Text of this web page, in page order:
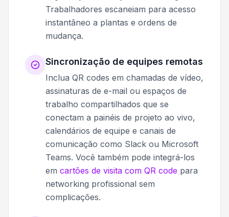
Trabalhadores escaneiam para acesso
instantâneo a plantas e ordens de
mudança.
Sincronização de equipes remotas
Inclua QR codes em chamadas de vídeo,
assinaturas de e-mail ou espaços de
trabalho compartilhados que se
conectam a painéis de projeto ao vivo,
calendários de equipe e canais de
comunicação como Slack ou Microsoft
Teams. Você também pode integrá-los
em cartões de visita com QR code para
networking profissional sem
complicações.